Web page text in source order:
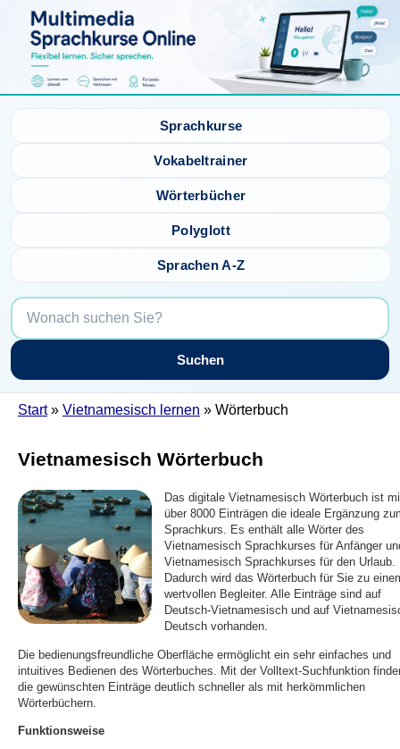
Sprachkurse
Vokabeltrainer
Wörterbücher
Polyglott
Sprachen A-Z
Suchen
Start» Vietnamesisch lernen » Wörterbuch
Vietnamesisch Wörterbuch
Das digitale Vietnamesisch Wörterbuch ist
über 8000 Einträgen die ideale Ergänzung
Sprachkurs. Es enthält alle Wörter des
Vietnamesisch Sprachkurses für Anfänger
Vietnamesisch Sprachkurses für den Urlaub.
Dadurch wird das Wörterbuch für Sie zu
wertvollen Begleiter. Alle Einträge sind auf
Deutsch-Vietnamesisch und auf
Deutsch vorhanden.
Die bedienungsfreundliche Oberfläche ermöglicht ein sehr einfaches und
intuitives Bedienen des Wörterbuches. Mit der Volltext-Suchfunktion
die gewünschten Einträge deutlich schneller als mit herkömmlichen
Wörterbüchern.
Funktionsweise